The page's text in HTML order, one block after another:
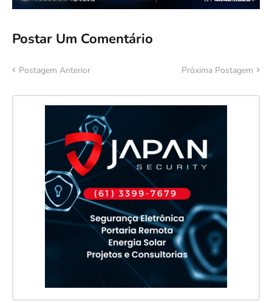
Postar Um Comentário
Postagem Anterior Próxima Postagem